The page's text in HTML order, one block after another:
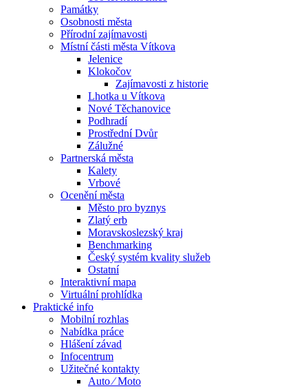
Památky
Osobnosti města
Přírodní zajímavosti
Místní části města Vítkova
Jelenice
Klokočov
Zajímavosti z historie
Lhotka u Vítkova
Nové Těchanovice
Podhradí
Prostřední Dvůr
Zálužné
Partnerská města
Kalety
Vrbové
Ocenění města
Město pro byznys
Zlatý erb
Moravskoslezský kraj
Benchmarking
Český systém kvality služeb
Ostatní
Interaktivní mapa
Virtuální prohlídka
Praktické info
Mobilní rozhlas
Nabídka práce
Hlášení závad
Infocentrum
Užitečné kontakty
Auto ⁄ Moto